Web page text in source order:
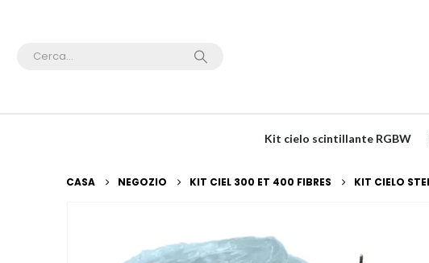
Kit cielo scintillante RGBW
CASA NEGOZIO KIT CIEL 300 ET 400 FIBRES KIT CIELO